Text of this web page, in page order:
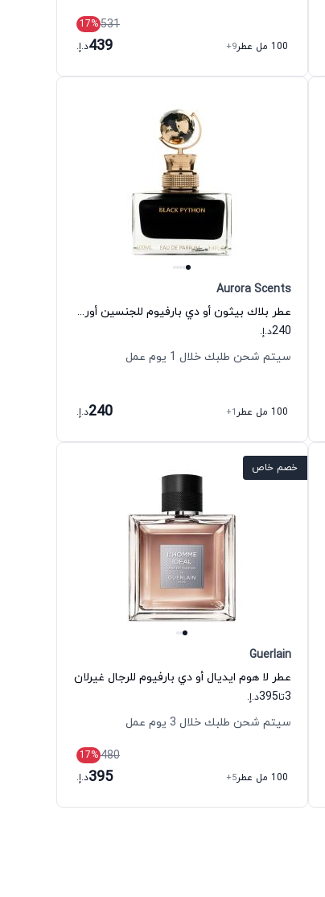
531
17%
100 مل عطر
+9
439د.إ.
Aurora Scents
عطر بلاك بيثون أو دي بارفيوم للجنسين أورورا سنتس
240د.إ.
سيتم شحن طلبك خلال 1 يوم عمل
100 مل عطر +1
240د.إ.
خصم خاص
Guerlain
عطر لا هوم ايديال أو دي بارفيوم للرجال غيرلان
3تا395د.إ.
سيتم شحن طلبك خلال 3 يوم عمل
480
17%
100 مل عطر
+5
395د.إ.